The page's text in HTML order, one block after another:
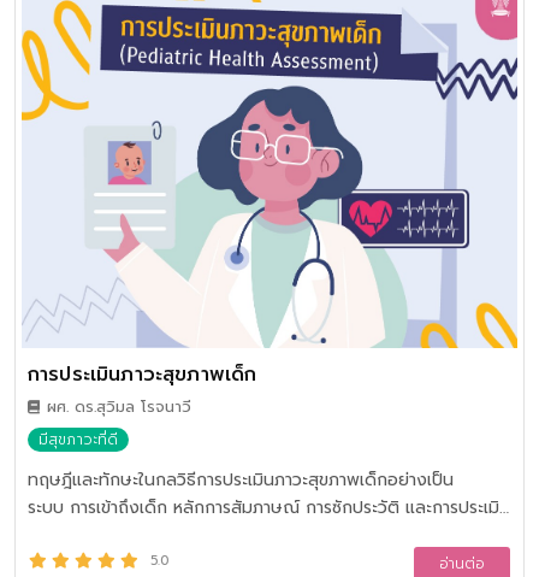
การคุ้มครองข้อมูลส่วนบุคคล ตลอดจนการจัดการบัญชีผู้ใช้งานและ
การตั้งค่าความปลอดภัยบนอุปกรณ์และบริการออนไลน์ เพื่อสร้าง
พฤติกรรมการใช้งานดิจิทัลที่ปลอดภัย มีความรับผิดชอบ เรียนรู้หลัก
การรู้เท่าทันสื่อและสารสนเทศ วิเคราะห์และประเมินข้อมูลจากสื่อ
ประเภทต่าง ๆ โดยใช้กระบวนการคิดเชิงวิเคราะห์ การคิดเชิง
สังเคราะห์ และการคิดเชิงวิพากษ์ เพื่อแยกแยะข้อเท็จจริง ข่าวปลอม
(Fake News) และโฆษณาชวนเชื่อ (Propaganda) ศึกษาหลักการ
จัดการสื่อดิจิทัลและข้อมูลเบื้องต้น การป้องกันภัยคุกคามในระบบ
สารสนเทศ การใช้ซอฟต์แวร์และเทคโนโลยีอย่างปลอดภัย เพื่อส่ง
เสริมการเป็นพลเมืองดิจิทัลที่มีความรับผิดชอบ ใช้สื่อและเทคโนโลยี
ดิจิทัลอย่างรู้เท่าทัน มีจริยธรรม เคารพสิทธิของตนเองและผู้อื่น และ
สามารถดำรงชีวิตในสังคมดิจิทัลได้อย่างปลอดภัยและสร้างสรรค์
การประเมินภาวะสุขภาพเด็ก
ผศ. ดร.สุวิมล โรจนาวี
มีสุขภาวะที่ดี
ทฤษฎีและทักษะในกลวิธีการประเมินภาวะสุขภาพเด็กอย่างเป็น
ระบบ การเข้าถึงเด็ก หลักการสัมภาษณ์ การซักประวัติ และการประเมิน
ด้านต่างๆ และสิ่งแวดล้อม การประเมินการรับรู้ของเด็กและครอบครัว
5.0 อ่านต่อ